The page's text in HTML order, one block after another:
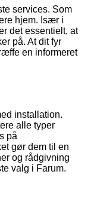
services. Som
hjem. Især i
det essentielt, at
på. At dit fyr
en informeret
installation.
alle typer
på
gør dem til en
og rådgivning
valg i Farum.